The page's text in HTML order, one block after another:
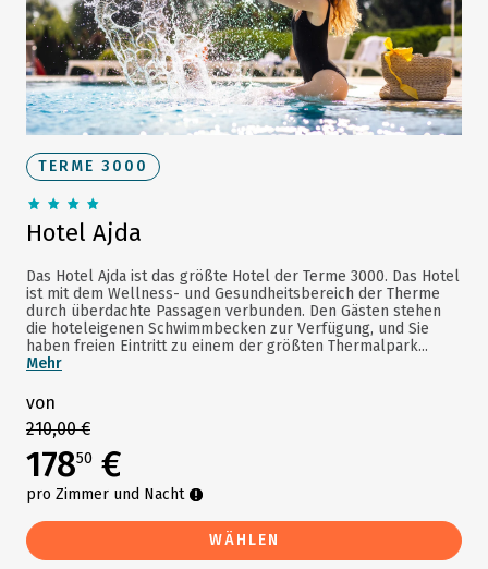
TERME 3000
Hotel Ajda
Das Hotel Ajda ist das größte Hotel der Terme 3000. Das Hotel
ist mit dem Wellness- und Gesundheitsbereich der Therme
durch überdachte Passagen verbunden. Den Gästen stehen
die hoteleigenen Schwimmbecken zur Verfügung, und Sie
haben freien Eintritt zu einem der größten Thermalpark...
Mehr
von
210,00 €
17850 €
pro Zimmer und Nacht
WÄHLEN